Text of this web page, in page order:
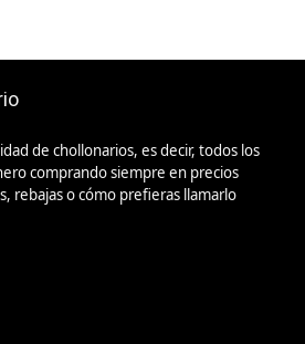
de chollonarios, es decir, todos los
comprando siempre en precios
rebajas o cómo prefieras llamarlo